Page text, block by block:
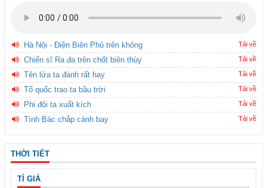
Hà Nội - Điện Biên Phủ trên không Tải về
Chiến sĩ Ra đa trên chốt biên thùy Tải về
Tên lửa ta đánh rất hay Tải về
Tổ quốc trao ta bầu trời Tải về
Phi đội ta xuất kích Tải về
Tình Bác chắp cánh bay Tải về
THỜI TIẾT
TỈ GIÁ